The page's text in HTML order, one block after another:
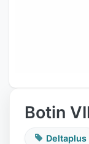
Botin
Deltaplus